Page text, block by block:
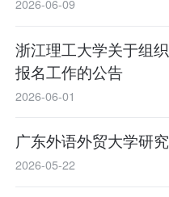
2026-06-09
浙江理工大学关于组
报名工作的公告
2026-06-01
广东外语外贸大学研
2026-05-22